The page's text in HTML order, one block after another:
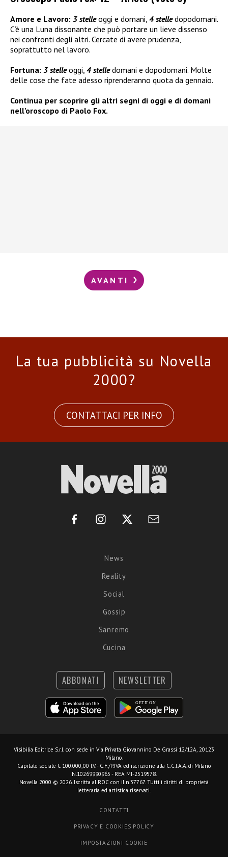
Amore e Lavoro: 3 stelleoggi e domani, 4 stelledopodomani.
C’è una Luna dissonante che può portare un lieve dissenso
nei confronti degli altri. Cercate di avere prudenza,
soprattutto nel lavoro.
Fortuna: 3 stelleoggi, 4 stelledomani e dopodomani. Molte
delle cose che fate adesso riprenderanno quota da gennaio.
Continua per scoprire gli altri segni di oggi e di domani
nell’oroscopo di Paolo Fox.
AVANTI
La tua pubblicità su Novella
2000?
CONTATTACI PER INFO
News
Reality
Social
Gossip
Sanremo
Cucina
ABBONATI NEWSLETTER
Visibilia Editrice S.r.l. con sede in Via Privata Giovannino De Grassi 12/12A, 20123
Milano.
Capitale sociale € 100.000,00 I.V. - C.F./P.IVA ed iscrizione alla C.C.I.A.A. di Milano
N.10269990965 - REA MI-2519578.
Novella 2000 © 2026. Iscritta al ROC con il n.37767. Tutti i diritti di proprietà
letteraria ed artistica riservati.
CONTATTI
PRIVACY E COOKIES POLICY
IMPOSTAZIONI COOKIE